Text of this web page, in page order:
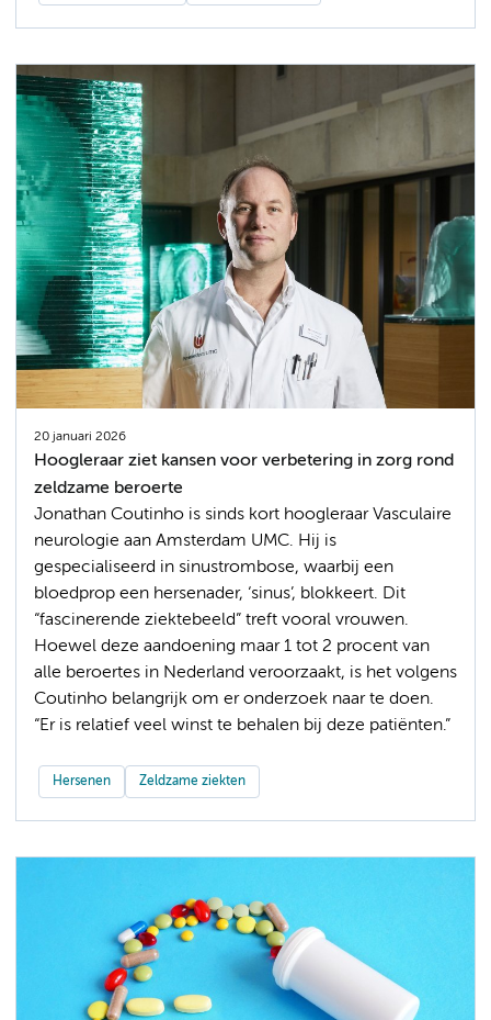
20 januari 2026
Hoogleraar ziet kansen voor verbetering in zorg rond
zeldzame beroerte
Jonathan Coutinho is sinds kort hoogleraar Vasculaire
neurologie aan Amsterdam UMC. Hij is
gespecialiseerd in sinustrombose, waarbij een
bloedprop een hersenader, ‘sinus’, blokkeert. Dit
“fascinerende ziektebeeld” treft vooral vrouwen.
Hoewel deze aandoening maar 1 tot 2 procent van
alle beroertes in Nederland veroorzaakt, is het volgens
Coutinho belangrijk om er onderzoek naar te doen.
“Er is relatief veel winst te behalen bij deze patiënten.”
Hersenen Zeldzame ziekten